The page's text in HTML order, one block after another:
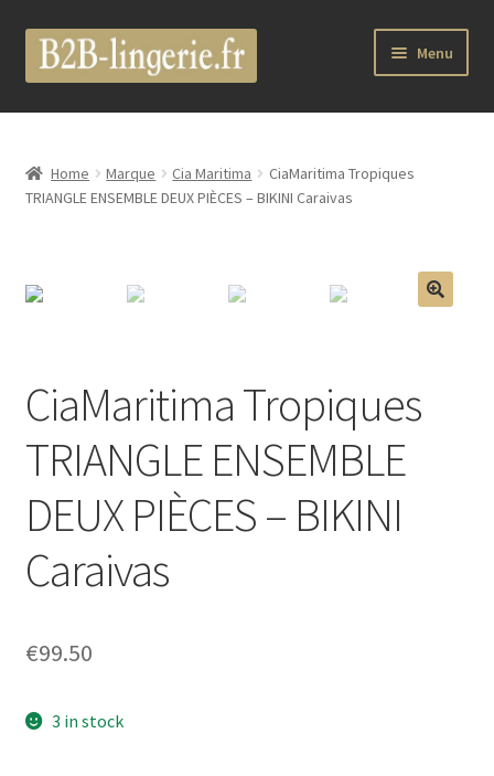
Aller
Aller
au
Menu
B2B Lingerie Site Officiel
Wholesale Registration Page
Boutique
Luxury Lingerie
Femme
Homme
Maillot de bain Femme
Home Marque Cia Maritima
CiaMaritima Tropiques
TRIANGLE ENSEMBLE DEUX PIÈCES – BIKINI Caraivas
CiaMaritima Tropiques
TRIANGLE ENSEMBLE
DEUX PIÈCES – BIKINI
Caraivas
€99.50
3 in stock